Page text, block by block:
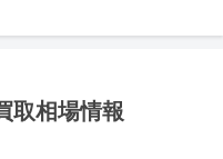
取相場情報